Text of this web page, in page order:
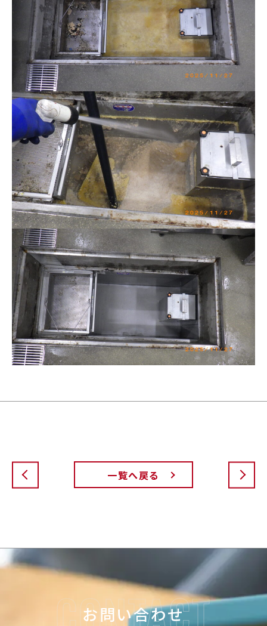
一覧へ戻る
お問い合わせ